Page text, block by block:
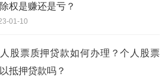
权是赚还是亏？
01-10
股票质押贷款如何办理？个人股票
抵押贷款吗？